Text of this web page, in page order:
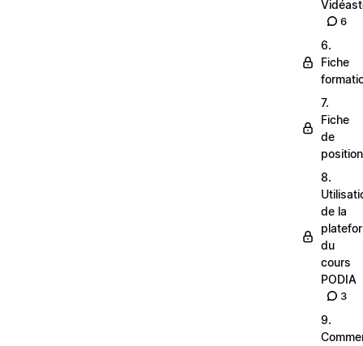
6
6.
Fiche
7.
Fiche
de
8.
de la
du
cours
PODIA
3
9.